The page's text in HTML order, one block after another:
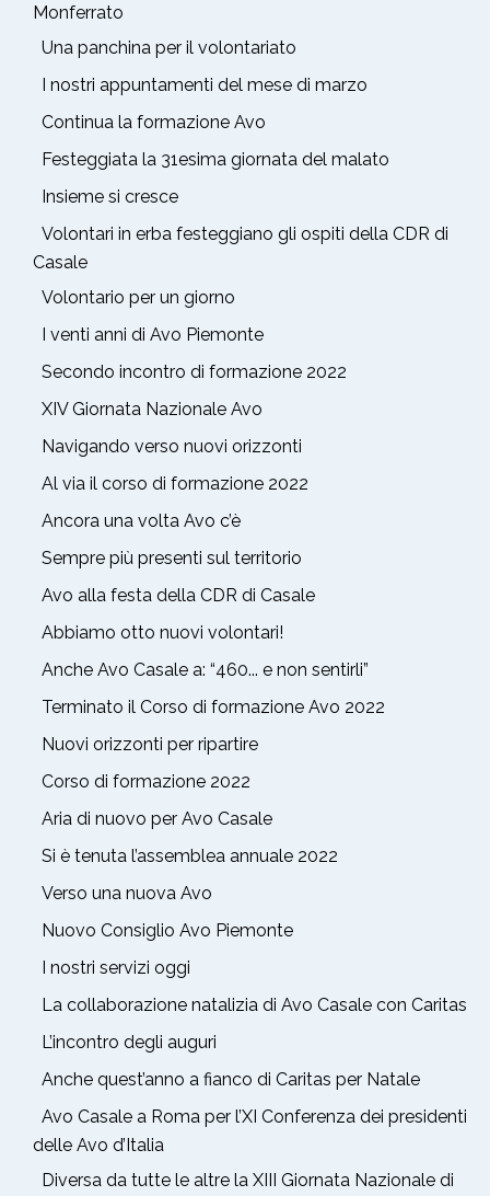
Monferrato
Una panchina per il volontariato
I nostri appuntamenti del mese di marzo
Continua la formazione Avo
Festeggiata la 31esima giornata del malato
Insieme si cresce
Volontari in erba festeggiano gli ospiti della CDR di
Casale
Volontario per un giorno
I venti anni di Avo Piemonte
Secondo incontro di formazione 2022
XIV Giornata Nazionale Avo
Navigando verso nuovi orizzonti
Al via il corso di formazione 2022
Ancora una volta Avo c’è
Sempre più presenti sul territorio
Avo alla festa della CDR di Casale
Abbiamo otto nuovi volontari!
Anche Avo Casale a: “460... e non sentirli”
Terminato il Corso di formazione Avo 2022
Nuovi orizzonti per ripartire
Corso di formazione 2022
Aria di nuovo per Avo Casale
Si è tenuta l’assemblea annuale 2022
Verso una nuova Avo
Nuovo Consiglio Avo Piemonte
I nostri servizi oggi
La collaborazione natalizia di Avo Casale con Caritas
L’incontro degli auguri
Anche quest’anno a fianco di Caritas per Natale
Avo Casale a Roma per l’XI Conferenza dei presidenti
delle Avo d’Italia
Diversa da tutte le altre la XIII Giornata Nazionale di